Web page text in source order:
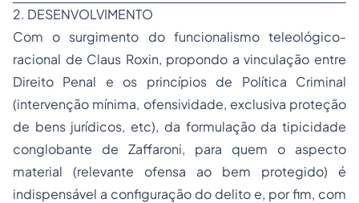
2. DESENVOLVIMENTO
Com o surgimento do funcionalismo teleológico-
racional de Claus Roxin, propondo a vinculação entre
Direito Penal e os princípios de Política Criminal
(intervenção mínima, ofensividade, exclusiva proteção
de bens jurídicos, etc), da formulação da tipicidade
conglobante de Zaffaroni, para quem o aspecto
material (relevante ofensa ao bem protegido) é
indispensável a configuração do delito e, por fim, com